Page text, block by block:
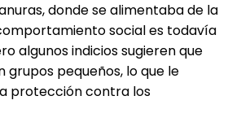
donde se alimentaba de la
social es todavía
algunos indicios sugieren que
grupos pequeños, lo que le
protección contra los